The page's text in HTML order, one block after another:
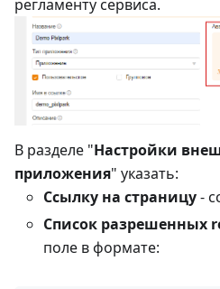
регламенту сервиса.
В разделе "Настройки
приложения" указать:
Ссылку на страницу-
Список разрешенных
поле в формате: